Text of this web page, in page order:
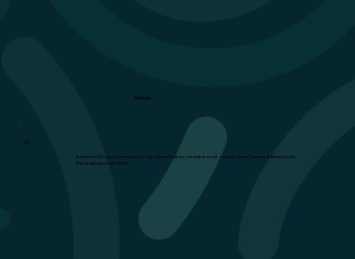
03
Termin
Nachdem Sie unserem Angebot zugestimmt haben, vereinbaren wir zeitnah einen Termin mit Ihnen für die
Bekämpfungsmaßnahme.